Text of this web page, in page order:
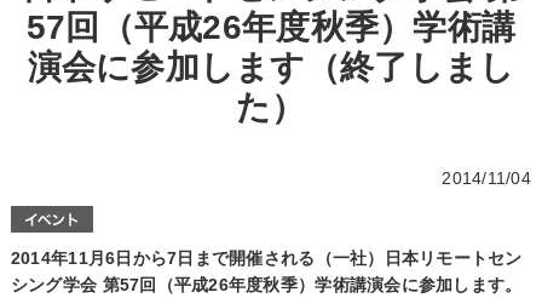
57回（平成26年度秋季）学術講
演会に参加します（終了しまし
た）
2014/11/04
2014年11月6日から7日まで開催される（一社）日本リモートセン
シング学会 第57回（平成26年度秋季）学術講演会に参加します。